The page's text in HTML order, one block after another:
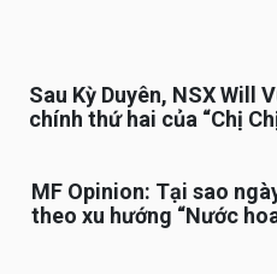
Sau Kỳ Duyên, NSX Will
chính thứ hai của “Chị
MF Opinion: Tại sao
theo xu hướng “Nước